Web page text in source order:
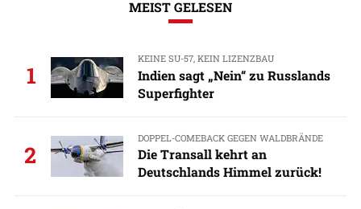
MEIST GELESEN
1
KEINE SU-57, KEIN LIZENZBAU
Indien sagt „Nein“ zu Russlands
Superfighter
2
DOPPEL-COMEBACK GEGEN WALDBRÄNDE
Die Transall kehrt an
Deutschlands Himmel zurück!